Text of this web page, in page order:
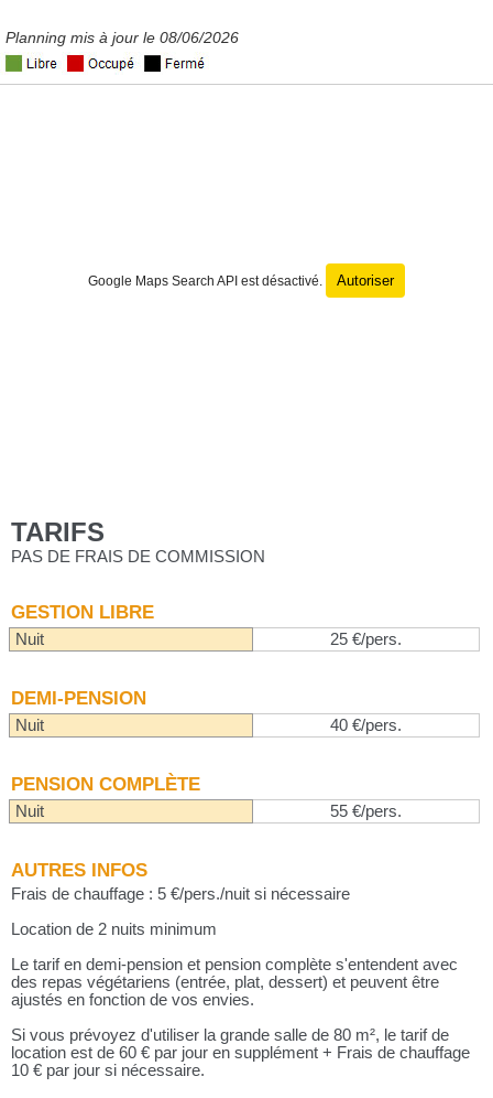
Planning mis à jour le 08/06/2026
Google Maps Search API est désactivé. Autoriser
TARIFS
PAS DE FRAIS DE COMMISSION
GESTION LIBRE
Nuit 25 €/pers.
DEMI-PENSION
Nuit 40 €/pers.
PENSION COMPLÈTE
Nuit 55 €/pers.
AUTRES INFOS
Frais de chauffage : 5 €/pers./nuit si nécessaire
Location de 2 nuits minimum
Le tarif en demi-pension et pension complète s'entendent avec
des repas végétariens (entrée, plat, dessert) et peuvent être
ajustés en fonction de vos envies.
Si vous prévoyez d'utiliser la grande salle de 80 m², le tarif de
location est de 60 € par jour en supplément + Frais de chauffage
10 € par jour si nécessaire.